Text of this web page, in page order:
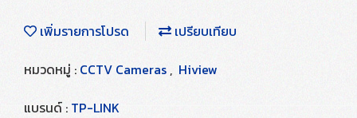
เพิ่มรายการโปรด
เปรียบเทียบ
หมวดหมู่ : CCTV Cameras , Hiview
แบรนด์ : TP-LINK